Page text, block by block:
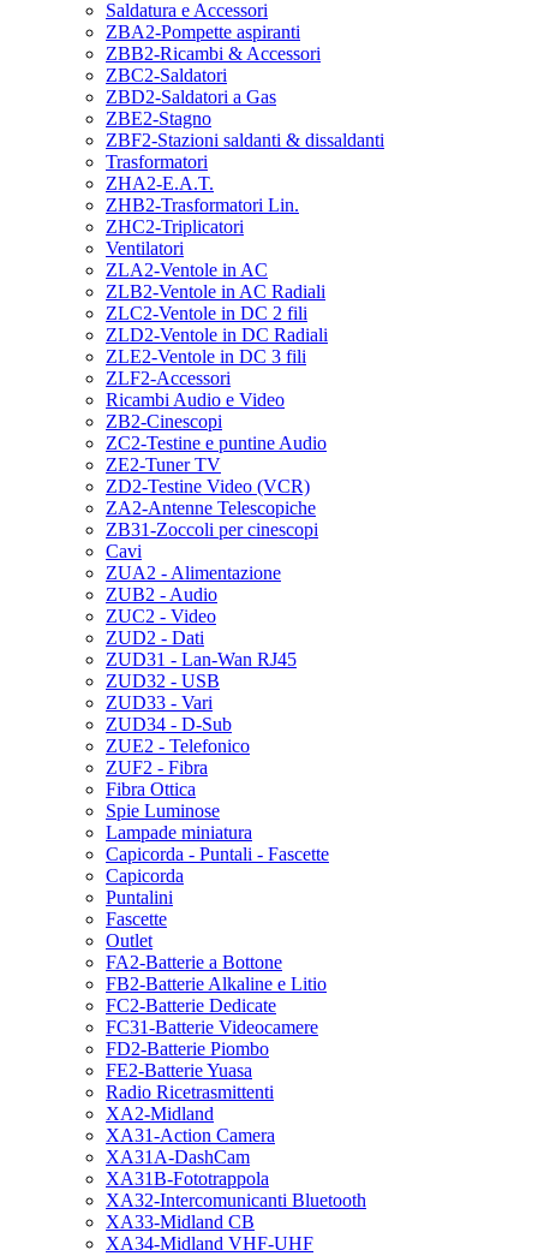
Saldatura e Accessori
ZBA2-Pompette aspiranti
ZBB2-Ricambi & Accessori
ZBC2-Saldatori
ZBD2-Saldatori a Gas
ZBE2-Stagno
ZBF2-Stazioni saldanti & dissaldanti
Trasformatori
ZHA2-E.A.T.
ZHB2-Trasformatori Lin.
ZHC2-Triplicatori
Ventilatori
ZLA2-Ventole in AC
ZLB2-Ventole in AC Radiali
ZLC2-Ventole in DC 2 fili
ZLD2-Ventole in DC Radiali
ZLE2-Ventole in DC 3 fili
ZLF2-Accessori
Ricambi Audio e Video
ZB2-Cinescopi
ZC2-Testine e puntine Audio
ZE2-Tuner TV
ZD2-Testine Video (VCR)
ZA2-Antenne Telescopiche
ZB31-Zoccoli per cinescopi
Cavi
ZUA2 - Alimentazione
ZUB2 - Audio
ZUC2 - Video
ZUD2 - Dati
ZUD31 - Lan-Wan RJ45
ZUD32 - USB
ZUD33 - Vari
ZUD34 - D-Sub
ZUE2 - Telefonico
ZUF2 - Fibra
Fibra Ottica
Spie Luminose
Lampade miniatura
Capicorda - Puntali - Fascette
Capicorda
Puntalini
Fascette
Outlet
FA2-Batterie a Bottone
FB2-Batterie Alkaline e Litio
FC2-Batterie Dedicate
FC31-Batterie Videocamere
FD2-Batterie Piombo
FE2-Batterie Yuasa
Radio Ricetrasmittenti
XA2-Midland
XA31-Action Camera
XA31A-DashCam
XA31B-Fototrappola
XA32-Intercomunicanti Bluetooth
XA33-Midland CB
XA34-Midland VHF-UHF